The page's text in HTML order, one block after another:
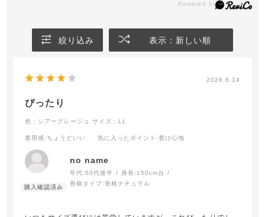
絞り込み 表示：新しい順
2026.6.14
ぴったり
色：シアーグレージュ サイズ：LL
着用感:ちょうどいい 気に入ったポイント :着け心地
no name
年代:50代後半 身長: 150cm台
骨格タイプ:骨格ナチュラル